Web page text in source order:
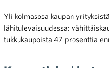
Yli kolmasosa kaupan
lähitulevaisuudessa:
tukkukaupoista 47 prosenttia